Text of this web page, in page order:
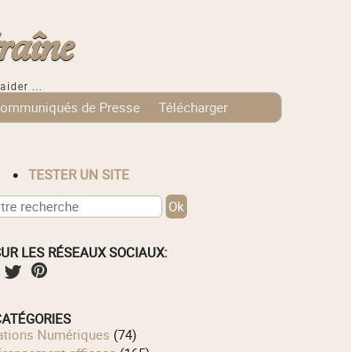
...
de Presse
Télécharger
TESTER UN SITE
LES RÉSEAUX SOCIAUX:
Numériques (74)